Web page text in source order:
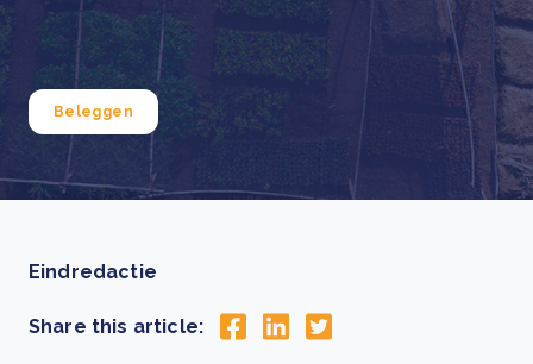
Beleggen
Eindredactie
Share this article: